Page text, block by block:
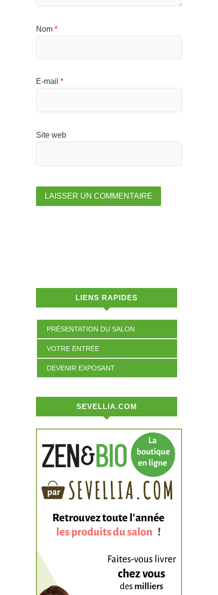
Nom *
E-mail *
Site web
LIENS RAPIDES
PRÉSENTATION DU SALON
VOTRE ENTRÉE
DEVENIR EXPOSANT
SEVELLIA.COM